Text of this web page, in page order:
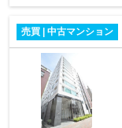
売買 | 中古マンション